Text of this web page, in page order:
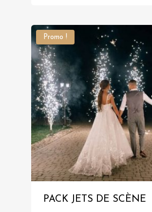
Promo !
PACK JETS DE SCÈNE